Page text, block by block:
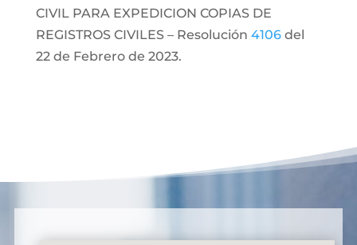
CIVIL PARA EXPEDICION COPIAS DE
REGISTROS CIVILES – Resolución 4106 del
22 de Febrero de 2023.